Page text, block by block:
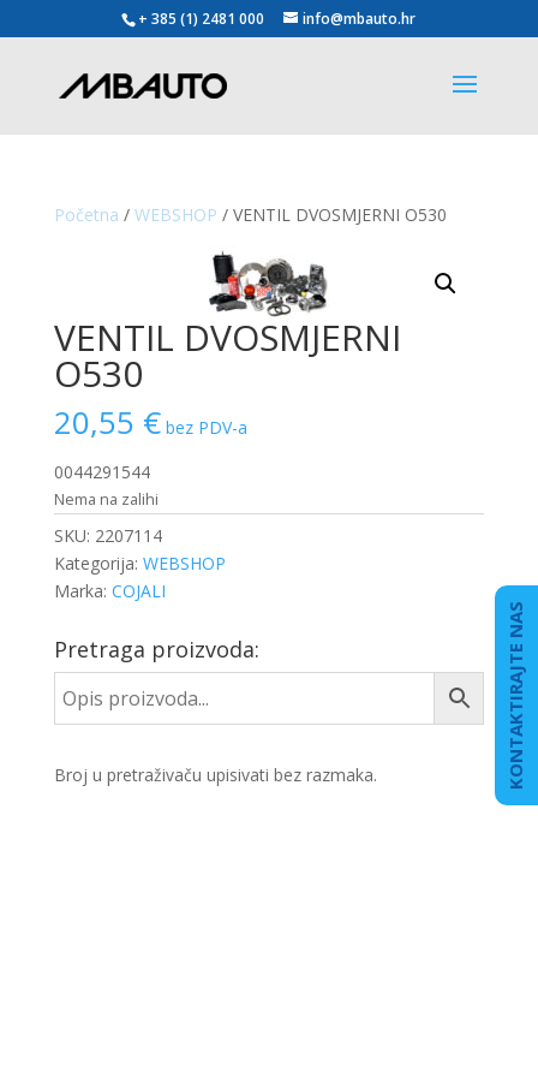
+ 385 (1) 2481 000 info@mbauto.hr
Početna / WEBSHOP / VENTIL DVOSMJERNI O530
VENTIL DVOSMJERNI
O530
20,55 € bez PDV-a
0044291544
Nema na zalihi
SKU: 2207114
Kategorija: WEBSHOP
Marka: COJALI
Pretraga proizvoda:
Broj u pretraživaču upisivati bez razmaka. KONTAKTIRAJTE NAS